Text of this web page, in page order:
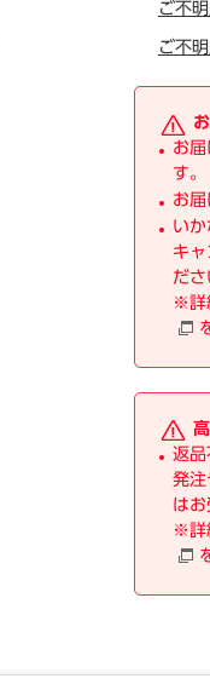
ご不
ご不
お
す。
お届
い
キ
ださ
※詳
返品
発注
はお
※詳